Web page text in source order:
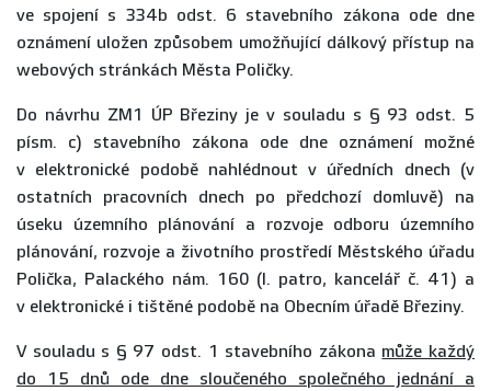
ve spojení s 334b odst. 6 stavebního zákona ode dne
oznámení uložen způsobem umožňující dálkový přístup na
webových stránkách Města Poličky.
Do návrhu ZM1 ÚP Březiny je v souladu s § 93 odst. 5
písm. c) stavebního zákona ode dne oznámení možné
v elektronické podobě nahlédnout v úředních dnech (v
ostatních pracovních dnech po předchozí domluvě) na
úseku územního plánování a rozvoje odboru územního
plánování, rozvoje a životního prostředí Městského úřadu
Polička, Palackého nám. 160 (I. patro, kancelář č. 41) a
v elektronické i tištěné podobě na Obecním úřadě Březiny.
V souladu s § 97 odst. 1 stavebního zákona může každý
do 15 dnů ode dne sloučeného společného jednání a